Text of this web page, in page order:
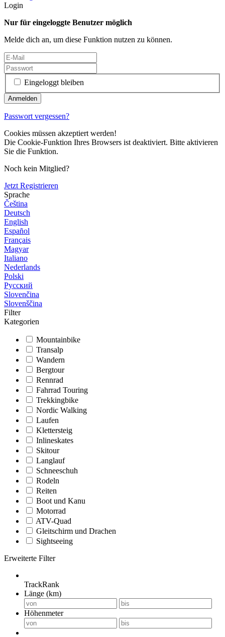
Login
Nur für eingeloggte Benutzer möglich
Melde dich an, um diese Funktion nutzen zu können.
Eingeloggt bleiben
Passwort vergessen?
Cookies müssen akzeptiert werden!
Die Cookie-Funktion Ihres Browsers ist deaktiviert. Bitte aktivieren
Sie die Funktion.
Noch kein Mitglied?
Jetzt Registrieren
Sprache
Čeština
Deutsch
English
Español
Français
Magyar
Italiano
Nederlands
Polski
Русский
Slovenčina
Slovenščina
Filter
Kategorien
Mountainbike
Transalp
Wandern
Bergtour
Rennrad
Fahrrad Touring
Trekkingbike
Nordic Walking
Laufen
Klettersteig
Inlineskates
Skitour
Langlauf
Schneeschuh
Rodeln
Reiten
Boot und Kanu
Motorrad
ATV-Quad
Gleitschirm und Drachen
Sightseeing
Erweiterte Filter
TrackRank
Länge (km)
Höhenmeter